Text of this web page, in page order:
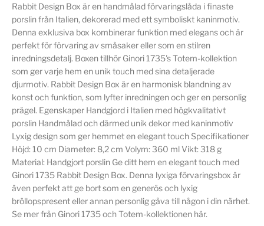
Rabbit Design Box är en handmålad förvaringslåda i finaste
porslin från Italien, dekorerad med ett symboliskt kaninmotiv.
Denna exklusiva box kombinerar funktion med elegans och är
perfekt för förvaring av småsaker eller som en stilren
inredningsdetalj. Boxen tillhör Ginori 1735's Totem-kollektion
som ger varje hem en unik touch med sina detaljerade
djurmotiv. Rabbit Design Box är en harmonisk blandning av
konst och funktion, som lyfter inredningen och ger en personlig
prägel. Egenskaper Handgjord i Italien med högkvalitativt
porslin Handmålad och därmed unik dekor med kaninmotiv
Lyxig design som ger hemmet en elegant touch Specifikationer
Höjd: 10 cm Diameter: 8,2 cm Volym: 360 ml Vikt: 318 g
Material: Handgjort porslin Ge ditt hem en elegant touch med
Ginori 1735 Rabbit Design Box. Denna lyxiga förvaringsbox är
även perfekt att ge bort som en generös och lyxig
bröllopspresent eller annan personlig gåva till någon i din närhet.
Se mer från Ginori 1735 och Totem-kollektionen här.